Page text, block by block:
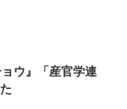
ウ』「産官学連